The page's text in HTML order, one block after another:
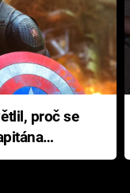
proč se